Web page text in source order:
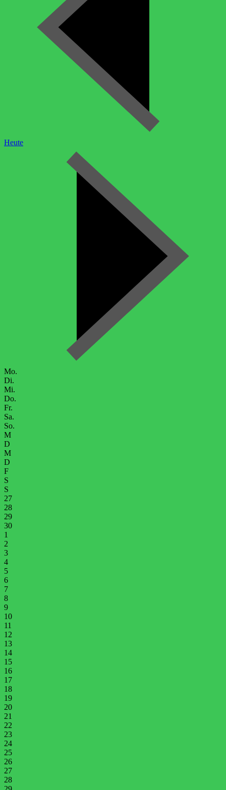
Heute
Mo.
Di.
Mi.
Do.
Fr.
Sa.
So.
M
D
M
D
F
S
S
27
28
29
30
1
2
3
4
5
6
7
8
9
10
11
12
13
14
15
16
17
18
19
20
21
22
23
24
25
26
27
28